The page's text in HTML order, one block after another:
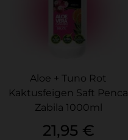
Aloe + Tuno Rot
Kaktusfeigen Saft Penca
Zabila 1000ml
Preis
21,95 €